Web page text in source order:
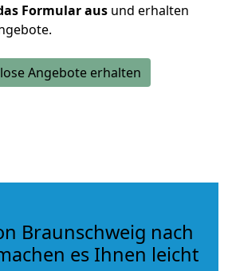
Formular aus und erhalten
Angebote erhalten
Braunschweig nach
es Ihnen leicht